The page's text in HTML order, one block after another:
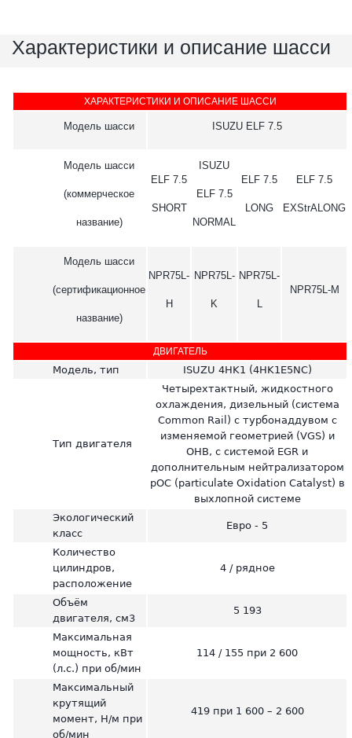
Характеристики и описание шасси
ХАРАКТЕРИСТИКИ И ОПИСАНИЕ ШАССИ
Модель шасси ISUZU ELF 7.5
Модель шасси
(коммерческое
название)
ELF 7.5
SHORT
ISUZU
ELF 7.5
NORMAL
ELF 7.5
LONG
ELF 7.5
EXStrALONG
Модель шасси
(сертификационное
название)
NPR75L-
H
NPR75L-
K
NPR75L-
L
NPR75L-M
ДВИГАТЕЛЬ
Модель, тип ISUZU 4HK1 (4HK1E5NC)
Тип двигателя
Четырехтактный, жидкостного
охлаждения, дизельный (система
Common Rail) с турбонаддувом с
изменяемой геометрией (VGS) и
OHB, с системой EGR и
дополнительным нейтрализатором
pOC (particulate Oxidation Catalyst) в
выхлопной системе
Экологический
класс
Евро - 5
Количество
цилиндров,
расположение
4 / рядное
Объём
двигателя, см3
5 193
Максимальная
мощность, кВт
(л.с.) при об/мин
114 / 155 при 2 600
Максимальный
крутящий
момент, H/м при
об/мин
419 при 1 600 – 2 600